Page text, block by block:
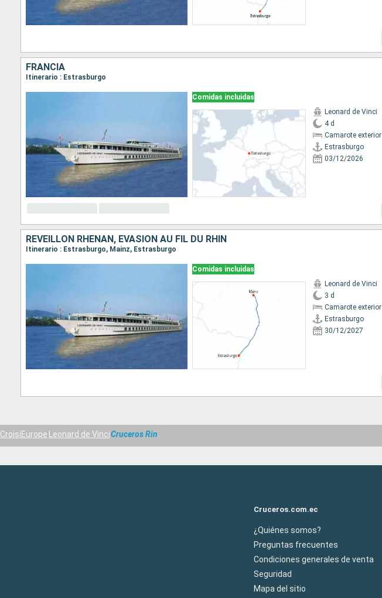
FRANCIA
Itinerario : Estrasburgo
Comidas incluidas
Leonard de Vinci
4 d
Camarote exterior
Estrasburgo
03/12/2026
RÉVEILLON RHÉNAN, ÉVASION AU FIL DU RHIN
Itinerario : Estrasburgo, Mainz, Estrasburgo
Comidas incluidas
Leonard de Vinci
3 d
Camarote exterior
Estrasburgo
30/12/2027
CroisiEurope Leonard de VinciCruceros Rin
Cruceros.com.ec
¿Quiénes somos?
Preguntas frecuentes
Condiciones generales de venta
Seguridad
Mapa del sitio